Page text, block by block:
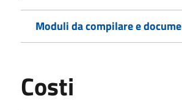
Moduli da compilare e
Costi